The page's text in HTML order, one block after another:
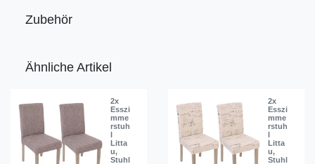
Zubehör
Ähnliche Artikel
2x
Esszi
mme
rstuh
Litta
u,
Stuhl
2x
Esszi
mme
rstuh
Litta
u,
Stuhl